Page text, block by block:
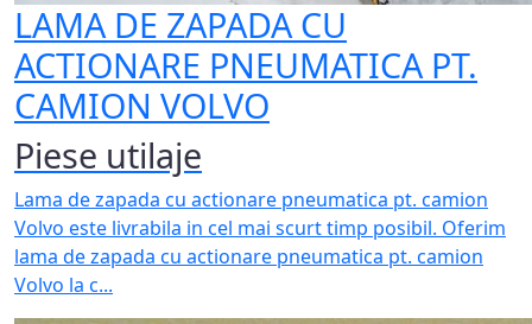
LAMA DE ZAPADA CU
ACTIONARE PNEUMATICA PT.
CAMION VOLVO
Piese utilaje
Lama de zapada cu actionare pneumatica pt. camion
Volvo este livrabila in cel mai scurt timp posibil. Oferim
lama de zapada cu actionare pneumatica pt. camion
Volvo la c...